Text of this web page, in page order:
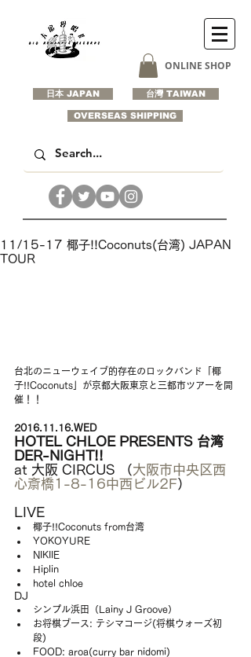
日本 JAPAN
ONLINE SHOP
台灣 TAIWAN
OVERSEAS SHIPPING
11/15-17 椰子!!Coconuts(台湾) JAPAN
TOUR
台北のニューウェイブ的存在のロックバンド「椰
子!!Coconuts」が京都大阪東京と三都市ツアーを開
催！！
2016.11.16.WED
HOTEL CHLOE PRESENTS 台湾
DER-NIGHT!!
at 大阪 CIRCUS （大阪市中央区西
心斎橋1-8-16中西ビル2F）
LIVE
椰子!!Coconuts from台湾
YOKOYURE
NIKIIE
Hiplin
hotel chloe
DJ
シンプル浜田（Lainy J Groove）
お将棋ブース: テシマコージ(将棋ウォーズ初
段)
FOOD: aroa(curry bar nidomi)